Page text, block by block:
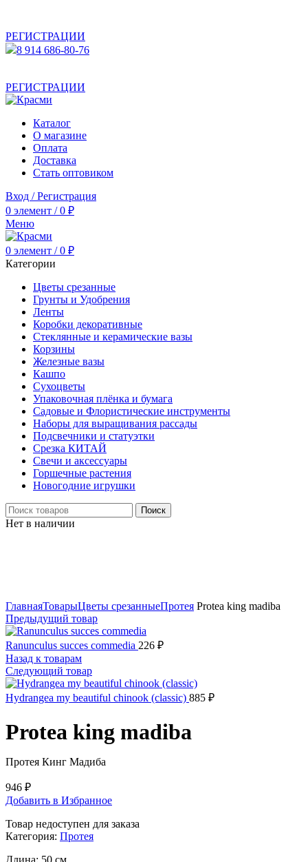
РЕГИСТРАЦИИ
8 914 686-80-76
РЕГИСТРАЦИИ
Каталог
О магазине
Оплата
Доставка
Стать оптовиком
Вход / Регистрация
0 элемент / 0 ₽
Меню
0 элемент / 0 ₽
Категории
Цветы срезанные
Грунты и Удобрения
Ленты
Коробки декоративные
Стеклянные и керамические вазы
Корзины
Железные вазы
Кашпо
Сухоцветы
Упаковочная плёнка и бумага
Садовые и Флористические инструменты
Наборы для выращивания рассады
Подсвечники и статуэтки
Срезка КИТАЙ
Свечи и аксессуары
Горшечные растения
Новогодние игрушки
Поиск
Нет в наличии
ГлавнаяТоварыЦветы срезанныеПротея Protea king madiba
Предыдущий товар
Ranunculus succes commedia 226 ₽
Назад к товарам
Следующий товар
Hydrangea my beautiful chinook (classic) 885 ₽
Protea king madiba
Протея Кинг Мадиба
946 ₽
Добавить в Избранное
Товар недоступен для заказа
Категория: Протея